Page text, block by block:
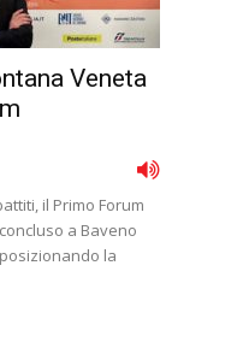
Veneta
il Primo Forum
a Baveno
la